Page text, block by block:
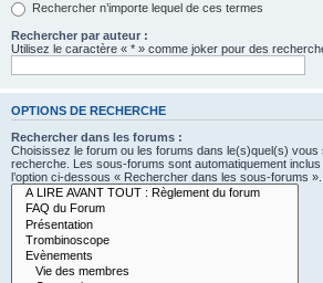
Rechercher n’importe lequel de ces termes
Rechercher par auteur :
Utilisez le caractère « * » comme joker pour des
OPTIONS DE RECHERCHE
Rechercher dans les forums :
Choisissez le forum ou les forums dans le(s)quel(s) vous
recherche. Les sous-forums sont automatiquement
l’option ci-dessous « Rechercher dans les sous-forums ».